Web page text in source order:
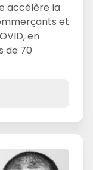
accélère la
et
en
de 70